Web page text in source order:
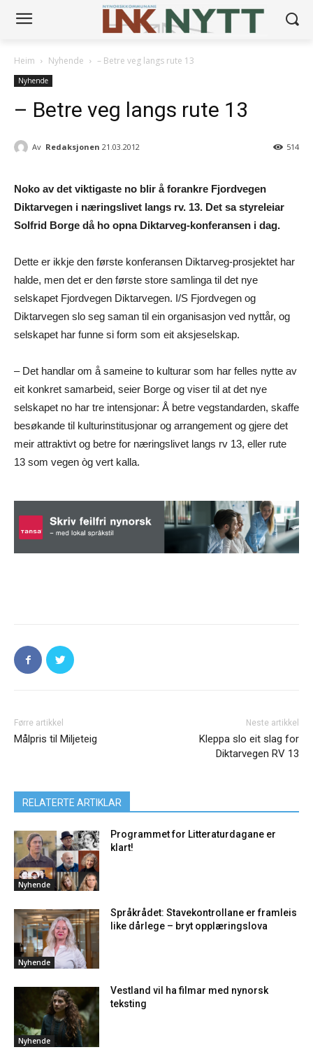
Heim Nyhende – Betre veg langs rute 13
Nyhende
– Betre veg langs rute 13
Av Redaksjonen 21.03.2012 514
Noko av det viktigaste no blir å forankre Fjordvegen
Diktarvegen i næringslivet langs rv. 13. Det sa styreleiar
Solfrid Borge då ho opna Diktarveg-konferansen i dag.
Dette er ikkje den første konferansen Diktarveg-prosjektet har
halde, men det er den første store samlinga til det nye
selskapet Fjordvegen Diktarvegen. I/S Fjordvegen og
Diktarvegen slo seg saman til ein organisasjon ved nyttår, og
selskapet har funne si form som eit aksjeselskap.
– Det handlar om å sameine to kulturar som har felles nytte av
eit konkret samarbeid, seier Borge og viser til at det nye
selskapet no har tre intensjonar: Å betre vegstandarden, skaffe
besøkande til kulturinstitusjonar og arrangement og gjere det
meir attraktivt og betre for næringslivet langs rv 13, eller rute
13 som vegen òg vert kalla.
Førre artikkel
Målpris til Miljeteig
Neste artikkel
Kleppa slo eit slag for
Diktarvegen RV 13
RELATERTE ARTIKLAR
Nyhende
Programmet for Litteraturdagane er
klart!
Nyhende
Språkrådet: Stavekontrollane er framleis
like dårlege – bryt opplæringslova
Nyhende
Vestland vil ha filmar med nynorsk
teksting